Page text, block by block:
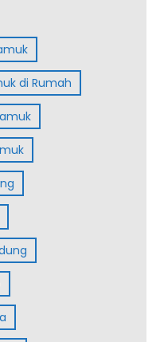
di Rumah